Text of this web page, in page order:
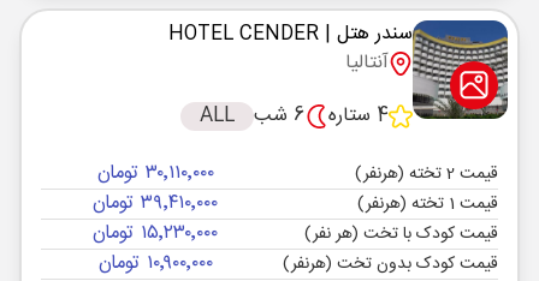
سندر هتل | HOTEL CENDER
آنتالیا
4 ستاره
6 شب ALL
قیمت 2 تخته (هرنفر) ۳۰٬۱۱۰٬۰۰۰ تومان
قیمت 1 تخته (هرنفر) ۳۹٬۴۱۰٬۰۰۰ تومان
قیمت کودک با تخت (هر نفر) ۱۵٬۲۳۰٬۰۰۰ تومان
قیمت کودک بدون تخت (هرنفر) ۱۰٬۹۰۰٬۰۰۰ تومان